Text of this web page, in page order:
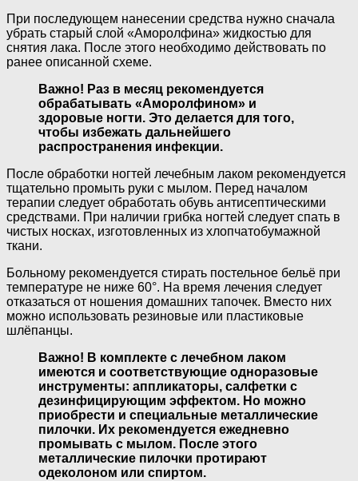
При последующем нанесении средства нужно сначала
убрать старый слой «Аморолфина» жидкостью для
снятия лака. После этого необходимо действовать по
ранее описанной схеме.
Важно! Раз в месяц рекомендуется
обрабатывать «Аморолфином» и
здоровые ногти. Это делается для того,
чтобы избежать дальнейшего
распространения инфекции.
После обработки ногтей лечебным лаком рекомендуется
тщательно промыть руки с мылом. Перед началом
терапии следует обработать обувь антисептическими
средствами. При наличии грибка ногтей следует спать в
чистых носках, изготовленных из хлопчатобумажной
ткани.
Больному рекомендуется стирать постельное бельё при
температуре не ниже 60°. На время лечения следует
отказаться от ношения домашних тапочек. Вместо них
можно использовать резиновые или пластиковые
шлёпанцы.
Важно! В комплекте с лечебном лаком
имеются и соответствующие одноразовые
инструменты: аппликаторы, салфетки с
дезинфицирующим эффектом. Но можно
приобрести и специальные металлические
пилочки. Их рекомендуется ежедневно
промывать с мылом. После этого
металлические пилочки протирают
одеколоном или спиртом.